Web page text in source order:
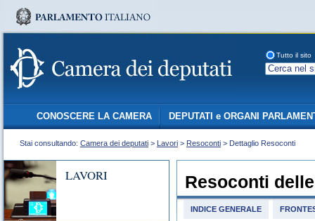
Tutto il sito
CONOSCERE LA CAMERA DEPUTATI e ORGANI
Stai consultando: Camera dei deputati > Lavori > Resoconti > Dettaglio Resoconti
LAVORI Resoconti
INDICE GENERALE